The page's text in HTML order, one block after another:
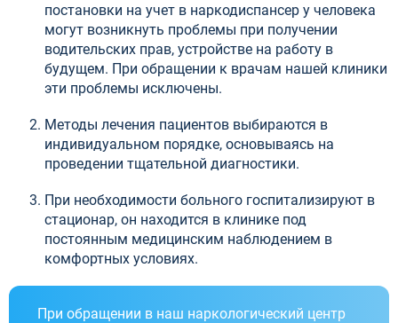
постановки на учет в наркодиспансер у человека
могут возникнуть проблемы при получении
водительских прав, устройстве на работу в
будущем. При обращении к врачам нашей клиники
эти проблемы исключены.
Методы лечения пациентов выбираются в
индивидуальном порядке, основываясь на
проведении тщательной диагностики.
При необходимости больного госпитализируют в
стационар, он находится в клинике под
постоянным медицинским наблюдением в
комфортных условиях.
При обращении в наш наркологический центр